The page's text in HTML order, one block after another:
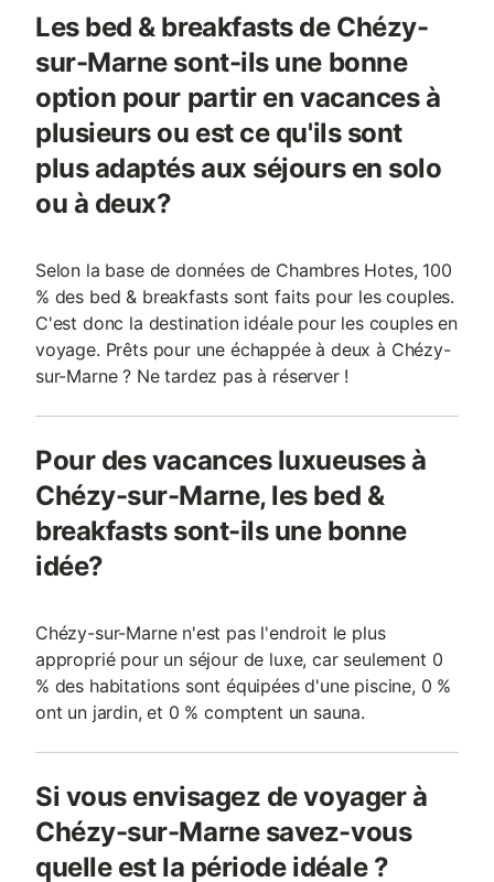
Les bed & breakfasts de Chézy-
sur-Marne sont-ils une bonne
option pour partir en vacances à
plusieurs ou est ce qu'ils sont
plus adaptés aux séjours en solo
ou à deux?
Selon la base de données de Chambres Hotes, 100
% des bed & breakfasts sont faits pour les couples.
C'est donc la destination idéale pour les couples en
voyage. Prêts pour une échappée à deux à Chézy-
sur-Marne ? Ne tardez pas à réserver !
Pour des vacances luxueuses à
Chézy-sur-Marne, les bed &
breakfasts sont-ils une bonne
idée?
Chézy-sur-Marne n'est pas l'endroit le plus
approprié pour un séjour de luxe, car seulement 0
% des habitations sont équipées d'une piscine, 0 %
ont un jardin, et 0 % comptent un sauna.
Si vous envisagez de voyager à
Chézy-sur-Marne savez-vous
quelle est la période idéale ?